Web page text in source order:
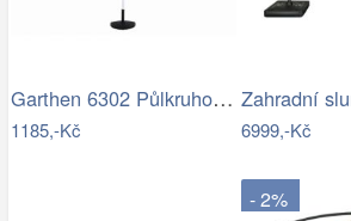
Garthen 6302 Půlkruhový zahradní…
1185,-Kč 6999,-Kč
- 2%